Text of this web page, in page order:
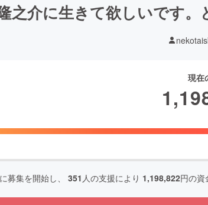
之介に生きて欲しいです。
現在
に募集を開始し、 351 人の支援により 1,198,822円の資